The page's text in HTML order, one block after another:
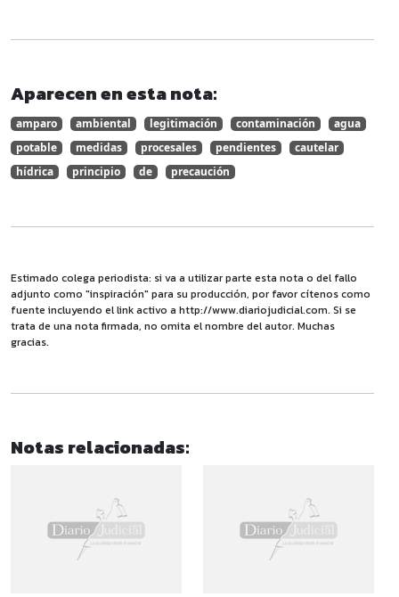
Aparecen en esta nota:
amparo ambiental legitimación contaminación
agua
potable
medidas procesales pendientes
cautelar
hídrica
principio de precaución
Estimado colega periodista: si va a utilizar parte esta nota o del fallo
adjunto como "inspiración" para su producción, por favor cítenos como
fuente incluyendo el link activo a http://www.diariojudicial.com. Si se
trata de una nota firmada, no omita el nombre del autor. Muchas
gracias.
Notas relacionadas: